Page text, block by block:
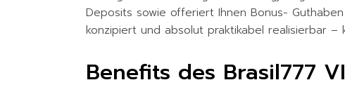
Deposits sowie offeriert Ihnen Bonus-
konzipiert und absolut praktikabel realisierbar –
Benefits des Brasil777